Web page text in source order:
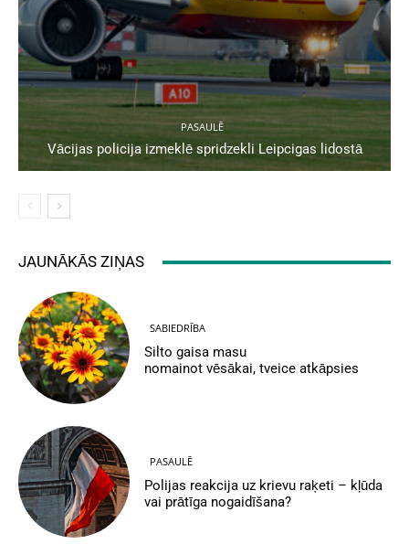
PASAULĒ
Vācijas policija izmeklē spridzekli Leipcigas lidostā
JAUNĀKĀS ZIŅAS
SABIEDRĪBA
Silto gaisa masu
nomainot vēsākai, tveice atkāpsies
PASAULĒ
Polijas reakcija uz krievu raķeti – kļūda
vai prātīga nogaidīšana?